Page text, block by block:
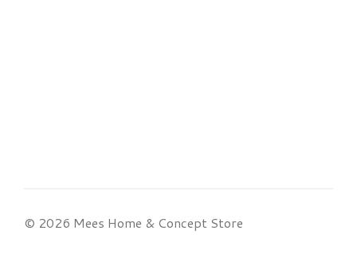
© 2026 Mees Home & Concept Store